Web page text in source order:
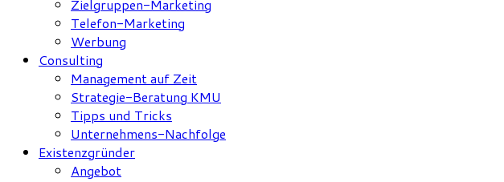
Zielgruppen-Marketing
Telefon-Marketing
Werbung
Consulting
Management auf Zeit
Strategie-Beratung KMU
Tipps und Tricks
Unternehmens-Nachfolge
Existenzgründer
Angebot